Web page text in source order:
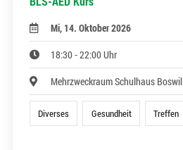
Mi, 14. Oktober 2026
18:30 - 22:00 Uhr
Mehrzweckraum Schulhaus Boswil
Diverses Gesundheit Treffen